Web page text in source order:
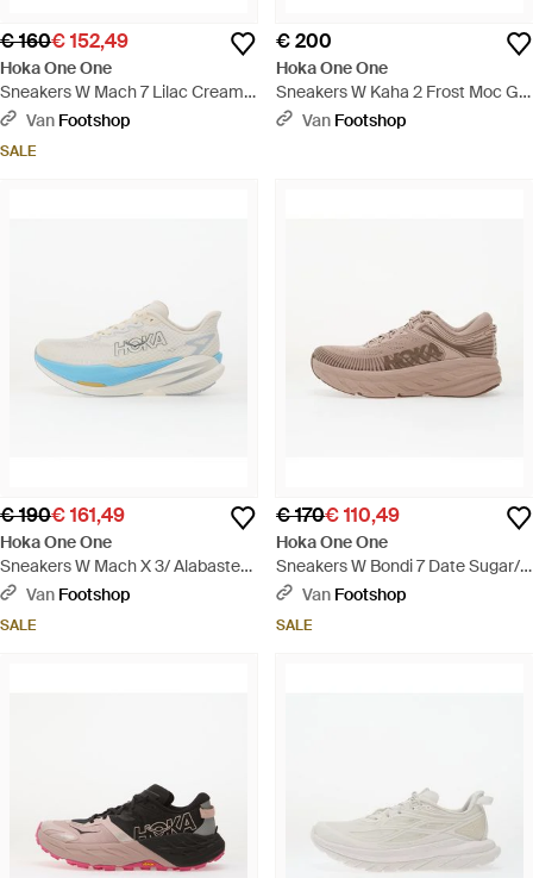
€ 160€ 152,49
Hoka One One
Sneakers W Mach 7 Lilac Cream/
Tangerine Glow Eur - Roze
Van Footshop
SALE
€ 200
Hoka One One
Sneakers W Kaha 2 Frost Moc Gtx
Oat Milk/ Sesame Eur - Naturel
Van Footshop
€ 190€ 161,49
Hoka One One
Sneakers W Mach X 3/ Alabaster
Eur - Blauw
Van Footshop
SALE
€ 170€ 110,49
Hoka One One
Sneakers W Bondi 7 Date Sugar/
Date Syrup Eur - Meerkleurig
Van Footshop
SALE